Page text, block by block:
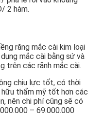
2 hàm.
răng mắc cài kim loại
mắc cài bằng sứ và
trên các rãnh mắc cài.
chịu lực tốt, có thời
hữu thẩm mỹ tốt hơn các
nên chi phí cũng sẽ có
– 69.000.000